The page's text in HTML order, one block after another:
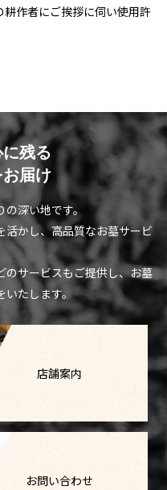
耕作者にご挨拶に伺い使用許
残る
届け
深い地です。
活かし、高品質なお墓サービ
のサービスもご提供し、お墓
いたします。
店舗案内
お問い合わせ